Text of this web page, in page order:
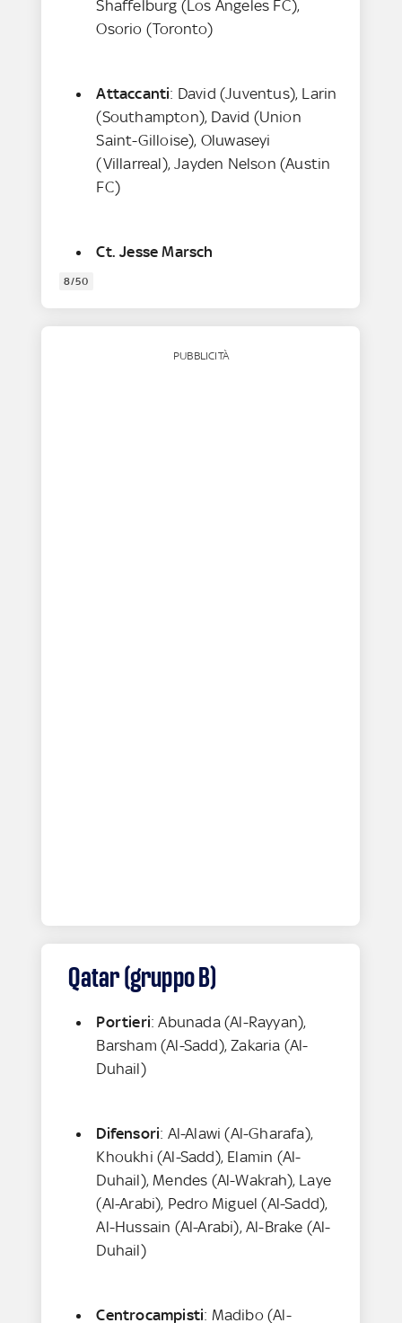
Shaffelburg (Los Angeles FC),
Osorio (Toronto)
Attaccanti: David (Juventus), Larin
(Southampton), David (Union
Saint-Gilloise), Oluwaseyi
(Villarreal), Jayden Nelson (Austin
FC)
Ct. Jesse Marsch
8/50
PUBBLICITÀ
Qatar (gruppo B)
Portieri: Abunada (Al-Rayyan),
Barsham (Al-Sadd), Zakaria (Al-
Duhail)
Difensori: Al-Alawi (Al-Gharafa),
Khoukhi (Al-Sadd), Elamin (Al-
Duhail), Mendes (Al-Wakrah), Laye
(Al-Arabi), Pedro Miguel (Al-Sadd),
Al-Hussain (Al-Arabi), Al-Brake (Al-
Duhail)
Centrocampisti: Madibo (Al-